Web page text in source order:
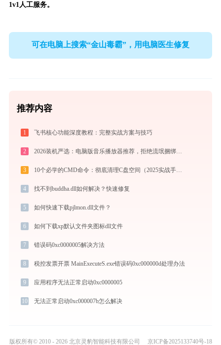
1v1人工服务。
可在电脑上搜索“金山毒霸”，用电脑医生修复
推荐内容
1 飞书核心功能深度教程：完整实战方案与技巧
2 2026装机严选：电脑版音乐播放器推荐，拒绝流氓捆绑，还原极致无损心流音质
3 10个必学的CMD命令：彻底清理C盘空间（2025实战手册）
4 找不到buddha.dll如何解决？快速修复
5 如何快速下载pjlmon.dll文件？
6 如何下载xp默认文件夹图标dll文件
7 错误码0xc0000005解决方法
8 税控发票开票 MainExecuteS.exe错误码0xc000000d处理办法
9 应用程序无法正常启动0xc0000005
10 无法正常启动0xc000007b怎么解决
版权所有© 2010 - 2026 北京灵豹智能科技有限公司 京ICP备2025133740号-18